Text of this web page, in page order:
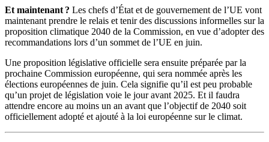
Et maintenant ? Les chefs d’État et de gouvernement de l’UE vont
maintenant prendre le relais et tenir des discussions informelles sur la
proposition climatique 2040 de la Commission, en vue d’adopter des
recommandations lors d’un sommet de l’UE en juin.
Une proposition législative officielle sera ensuite préparée par la
prochaine Commission européenne, qui sera nommée après les
élections européennes de juin. Cela signifie qu’il est peu probable
qu’un projet de législation voie le jour avant 2025. Et il faudra
attendre encore au moins un an avant que l’objectif de 2040 soit
officiellement adopté et ajouté à la loi européenne sur le climat.